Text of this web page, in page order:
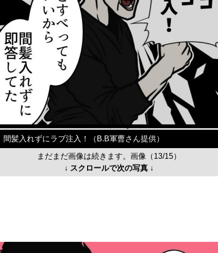
間髪入れずにラブ注入！（B.B軍曹さん提供）
まだまだ画像は続きます。画像（13/15）
↓ スクロールで次の写真 ↓